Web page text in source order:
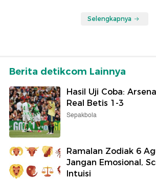
Selengkapnya
Berita detikcom Lainnya
Hasil Uji Coba:
Real Betis 1-3
Sepakbola
Ramalan Zodiak 6
Jangan Emosional,
Intuisi